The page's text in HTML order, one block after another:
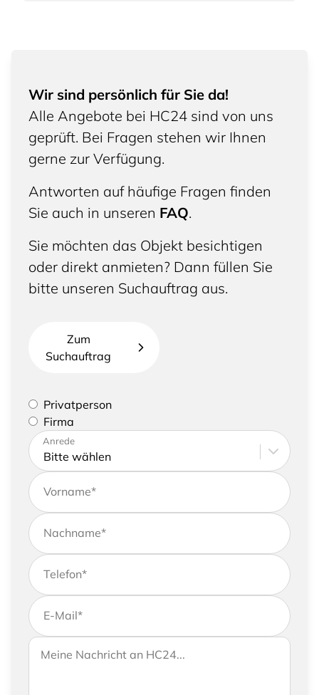
Wir sind persönlich für Sie da!
Alle Angebote bei HC24 sind von uns
geprüft. Bei Fragen stehen wir Ihnen
gerne zur Verfügung.
Antworten auf häufige Fragen finden
Sie auch in unseren FAQ.
Sie möchten das Objekt besichtigen
oder direkt anmieten? Dann füllen Sie
bitte unseren Suchauftrag aus.
Zum
Suchauftrag
Bitte geben Sie an, ob Sie eine Privatperson sind
oder eine Firma vertreten
Privatperson
Firma
Bitte tragen Sie Ihre Adresse sowie
Kontaktdaten ein
Anrede
Vorname*
Nachname*
Telefon*
E-Mail*
Wenn Sie uns weitere Informationen zukommen
lassen möchten, können Sie Ihrer Anfrage gerne
Ihre Nachricht an HC24